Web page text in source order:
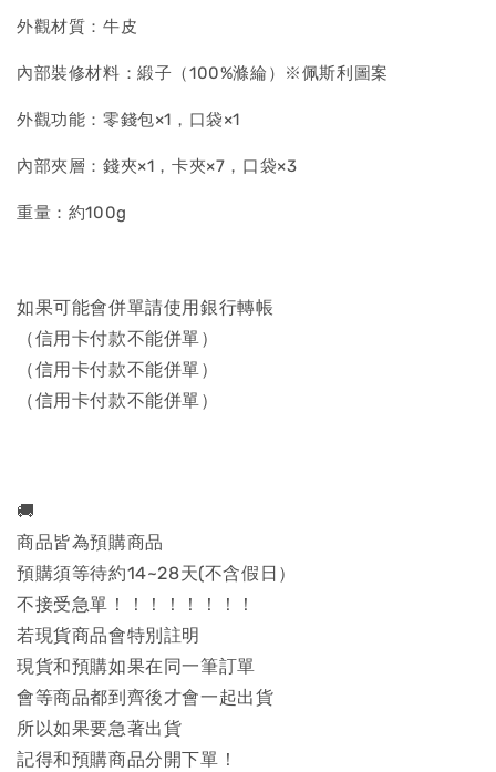
外觀材質：牛皮
內部裝修材料：緞子（100%滌綸）※佩斯利圖案
外觀功能：零錢包×1，口袋×1
內部夾層：錢夾×1，卡夾×7，口袋×3
重量：約100g
如果可能會併單請使用銀行轉帳
（信用卡付款不能併單）
（信用卡付款不能併單）
（信用卡付款不能併單）
🚚
商品皆為預購商品
預購須等待約14~28天(不含假日）
不接受急單！！！！！！！！
若現貨商品會特別註明
現貨和預購如果在同一筆訂單
會等商品都到齊後才會一起出貨
所以如果要急著出貨
記得和預購商品分開下單！